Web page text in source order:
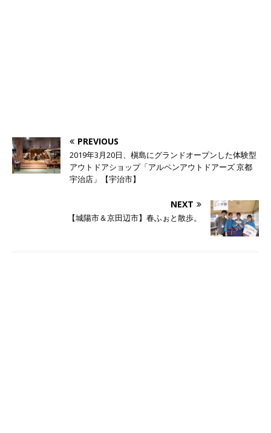
PREVIOUS
2019年3月20日、槇島にグランドオープンした体験型
アウトドアショップ「アルペンアウトドアーズ 京都
宇治店」【宇治市】
NEXT
【城陽市＆京田辺市】春ふぉと散歩。